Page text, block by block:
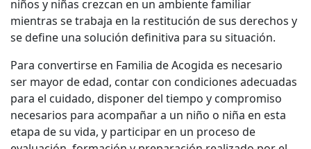
niños y niñas crezcan en un ambiente familiar
mientras se trabaja en la restitución de sus derechos y
se define una solución definitiva para su situación.
Para convertirse en Familia de Acogida es necesario
ser mayor de edad, contar con condiciones adecuadas
para el cuidado, disponer del tiempo y compromiso
necesarios para acompañar a un niño o niña en esta
etapa de su vida, y participar en un proceso de